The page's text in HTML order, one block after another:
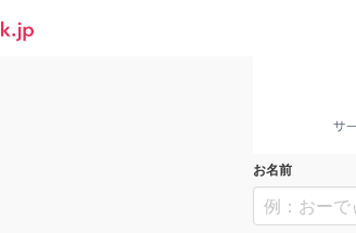
お名前